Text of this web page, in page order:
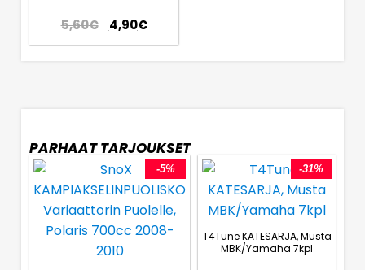
5,60€ 4,90€
PARHAAT TARJOUKSET
-5% -31%
T4Tune KATESARJA, Musta
MBK/Yamaha 7kpl